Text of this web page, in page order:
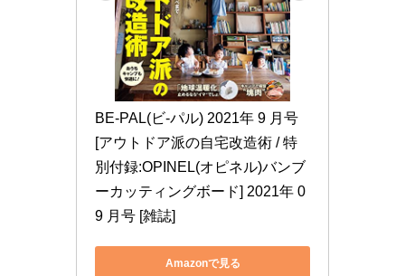
BE-PAL(ビ-パル) 2021年 9 月号
[アウトドア派の自宅改造術 / 特
別付録:OPINEL(オピネル)バンブ
ーカッティングボード] 2021年 0
9 月号 [雑誌]
Amazonで見る